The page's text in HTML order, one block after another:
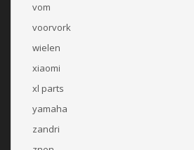
vom
voorvork
wielen
xiaomi
xl parts
yamaha
zandri